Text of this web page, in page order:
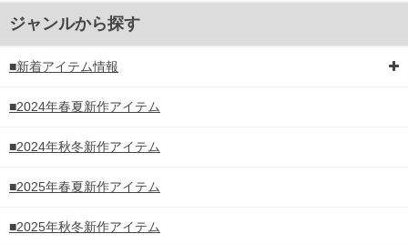
ジャンルから探す
■新着アイテム情報
■2024年春夏新作アイテム
■2024年秋冬新作アイテム
■2025年春夏新作アイテム
■2025年秋冬新作アイテム